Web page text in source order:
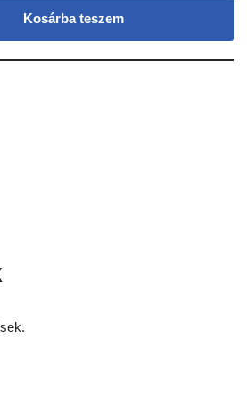
Kosárba teszem